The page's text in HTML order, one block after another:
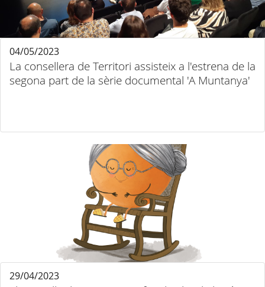
La consellera de Territori assisteix a l'estrena de la
segona part de la sèrie documental 'A Muntanya'
04/05/2023
29/04/2023